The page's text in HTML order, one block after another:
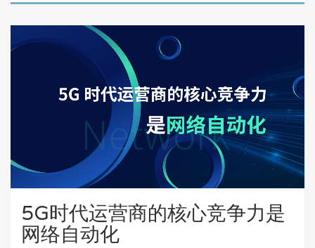
5G时代运营商的核心竞争力是
网络自动化